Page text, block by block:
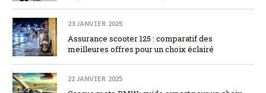
23 JANVIER 2025
Assurance scooter 125 : comparatif des
meilleures offres pour un choix éclairé
22 JANVIER 2025